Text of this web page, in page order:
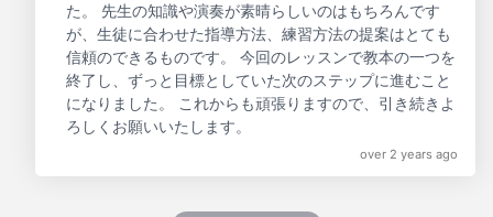
た。 先生の知識や演奏が素晴らしいのはもちろんです
が、生徒に合わせた指導方法、練習方法の提案はとても
信頼のできるものです。 今回のレッスンで教本の一つを
終了し、ずっと目標としていた次のステップに進むこと
になりました。 これからも頑張りますので、引き続きよ
ろしくお願いいたします。
over 2 years ago